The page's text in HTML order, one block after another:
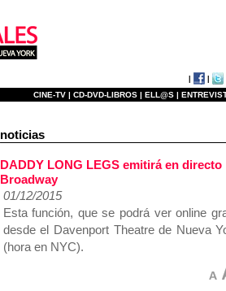
CINE-TV | CD-DVD-LIBROS | ELL@S |
noticias
DADDY LONG LEGS emitirá en
Broadway
01/12/2015
Esta función, que se podrá ver online
desde el Davenport Theatre de Nueva
(hora en NYC).